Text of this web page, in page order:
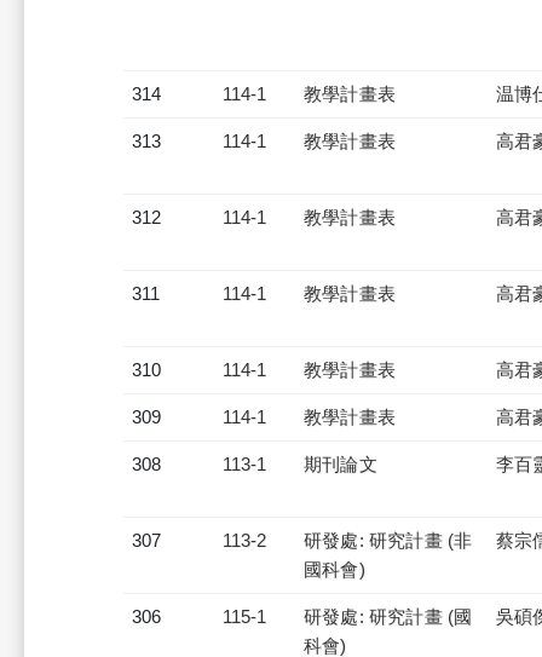
314 114-1 教學計畫表 温博
313 114-1 教學計畫表 高君
312 114-1 教學計畫表 高君
311 114-1 教學計畫表 高君
310 114-1 教學計畫表 高君
309 114-1 教學計畫表 高君
308 113-1 期刊論文 李百
307 113-2
研發處: 研究計畫 (非
國科會)
蔡宗
306 115-1
研發處: 研究計畫 (國
科會)
吳碩